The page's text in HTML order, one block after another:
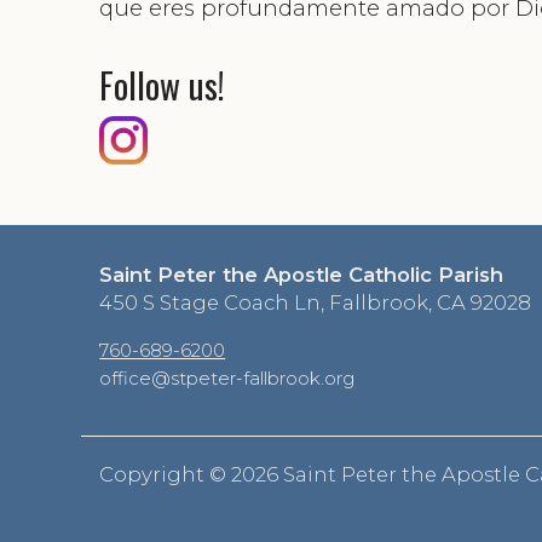
que eres profundamente amado por
Follow us!
Saint Peter the Apostle Catholic Parish
450 S Stage Coach Ln, Fallbrook, CA 92028
760-689-6200
office@stpeter-fallbrook.org
Copyright ©2026 Saint Peter the Apostle